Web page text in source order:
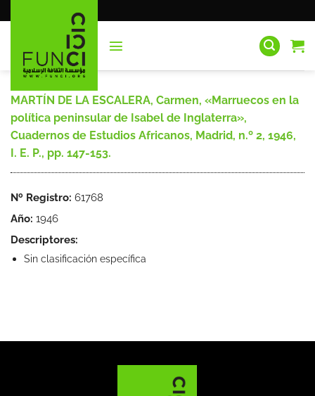
al
MARTÍN DE LA ESCALERA, Carmen, «Marruecos en la
política peninsular de Isabel de Inglaterra»,
Cuadernos de Estudios Africanos, Madrid, n.º 2, 1946,
I. E. P., pp. 147-153.
Nº Registro: 61768
Año: 1946
Descriptores:
Sin clasificación específica